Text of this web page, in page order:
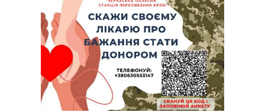
захисника, який помер від тяжкої хвороби
У Городищі шестикласниця наклала на себе
руки: незадовго до трагедії її побили однолітки
(ВІДЕО)
Учителя Черкаської гімназії №31 відзначили Премією
Кабміну
На Черкащині запрацювала Мистецько-краєзнавча
рада